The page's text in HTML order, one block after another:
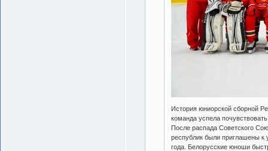
История юниорской сборной
команда успела
После распада Советского
республик были приглашены к
года. Белорусские юноши